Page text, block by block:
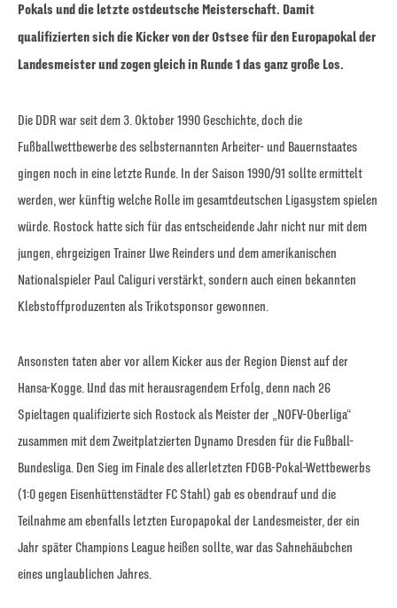
Pokals und die letzte ostdeutsche Meisterschaft. Damit
qualifizierten sich die Kicker von der Ostsee für den Europapokal der
Landesmeister und zogen gleich in Runde 1 das ganz große Los.
Die DDR war seit dem 3. Oktober 1990 Geschichte, doch die
Fußballwettbewerbe des selbsternannten Arbeiter- und Bauernstaates
gingen noch in eine letzte Runde. In der Saison 1990/91 sollte ermittelt
werden, wer künftig welche Rolle im gesamtdeutschen Ligasystem spielen
würde. Rostock hatte sich für das entscheidende Jahr nicht nur mit dem
jungen, ehrgeizigen Trainer Uwe Reinders und dem amerikanischen
Nationalspieler Paul Caliguri verstärkt, sondern auch einen bekannten
Klebstoffproduzenten als Trikotsponsor gewonnen.
Ansonsten taten aber vor allem Kicker aus der Region Dienst auf der
Hansa-Kogge. Und das mit herausragendem Erfolg, denn nach 26
Spieltagen qualifizierte sich Rostock als Meister der „NOFV-Oberliga“
zusammen mit dem Zweitplatzierten Dynamo Dresden für die Fußball-
Bundesliga. Den Sieg im Finale des allerletzten FDGB-Pokal-Wettbewerbs
(1:0 gegen Eisenhüttenstädter FC Stahl) gab es obendrauf und die
Teilnahme am ebenfalls letzten Europapokal der Landesmeister, der ein
Jahr später Champions League heißen sollte, war das Sahnehäubchen
eines unglaublichen Jahres.